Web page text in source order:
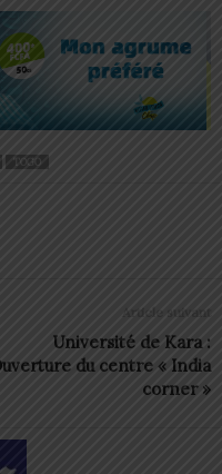
TOGO
Article suivant
Université de Kara :
du centre « India
corner »